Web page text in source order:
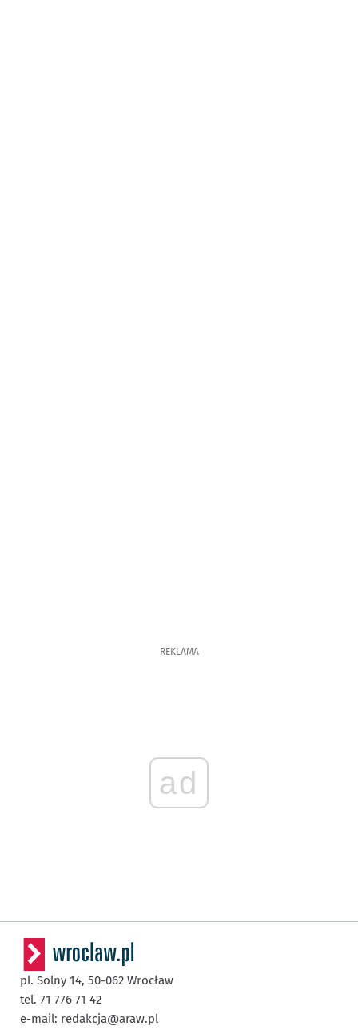
REKLAMA
ad
pl. Solny 14, 50-062 Wrocław
tel. 71 776 71 42
e-mail: redakcja@araw.pl